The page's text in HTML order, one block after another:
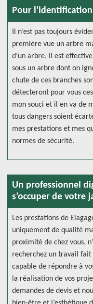
Pour
Il n’est pas toujours
première vue un arbre
d’un arbre. Il est
sous un arbre dont on
chute de ces branches
détecteront pour vous
mon souci et il en va de
tous dangers soient
mes prestations et mes
normes de sécurité.
Un professionnel
s’occuper de votre
Les prestations de
uniquement de qualité
proximité de chez vous,
recherchez un travail fait
capable de répondre à
la réalisation de vos
demandes de devis et